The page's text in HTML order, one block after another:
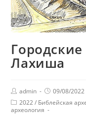
Лахиша
admin
09/08/2022
2022 / Библейская
археология